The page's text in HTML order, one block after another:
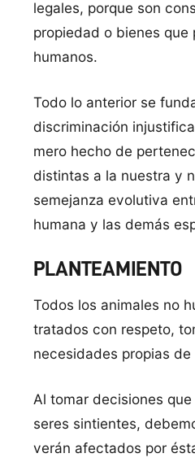
legales, porque son
propiedad o bienes que
humanos.
Todo lo anterior se
discriminación
mero hecho de
distintas a la nuestra y
semejanza evolutiva
humana y las demás
PLANTEAMIENTO
Todos los animales no
tratados con respeto,
necesidades propias de
Al tomar decisiones
seres sintientes,
verán afectados por